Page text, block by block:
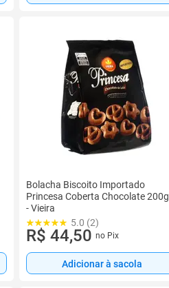
Bolacha Biscoito Importado
Princesa Coberta Chocolate 200g
- Vieira
5.0 (2)
R$ 44,50 no Pix
Adicionar à sacola